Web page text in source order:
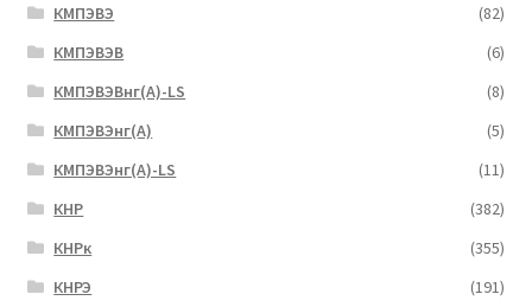
КМПЭВЭ
(82)
КМПЭВЭВ
(6)
КМПЭВЭВнг(А)-LS
(8)
КМПЭВЭнг(А)
(5)
КМПЭВЭнг(А)-LS
(11)
КНР
(382)
КНРк
(355)
КНРЭ
(191)